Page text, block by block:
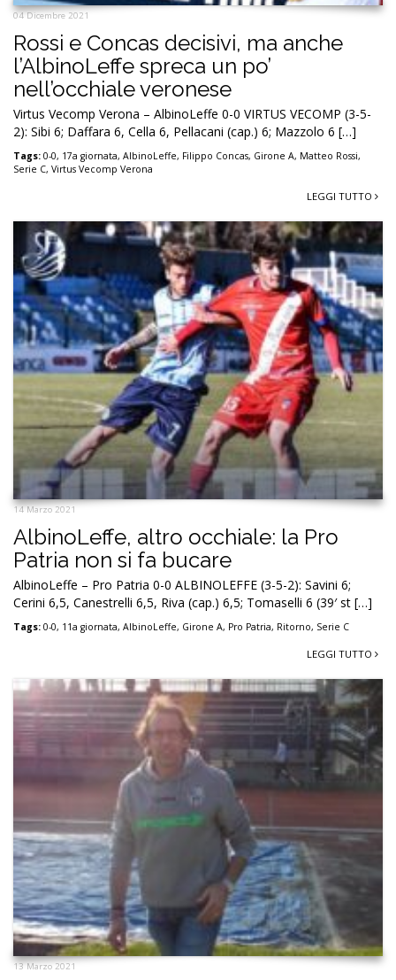
04 Dicembre 2021
Rossi e Concas decisivi, ma anche
l’AlbinoLeffe spreca un po’
nell’occhiale veronese
Virtus Vecomp Verona – AlbinoLeffe 0-0 VIRTUS VECOMP (3-5-
2): Sibi 6; Daffara 6, Cella 6, Pellacani (cap.) 6; Mazzolo 6 […]
Tags: 0-0, 17a giornata, AlbinoLeffe, Filippo Concas, Girone A, Matteo Rossi,
Serie C, Virtus Vecomp Verona
LEGGI TUTTO
14 Marzo 2021
AlbinoLeffe, altro occhiale: la Pro
Patria non si fa bucare
AlbinoLeffe – Pro Patria 0-0 ALBINOLEFFE (3-5-2): Savini 6;
Cerini 6,5, Canestrelli 6,5, Riva (cap.) 6,5; Tomaselli 6 (39′ st […]
Tags: 0-0, 11a giornata, AlbinoLeffe, Girone A, Pro Patria, Ritorno, Serie C
LEGGI TUTTO
13 Marzo 2021